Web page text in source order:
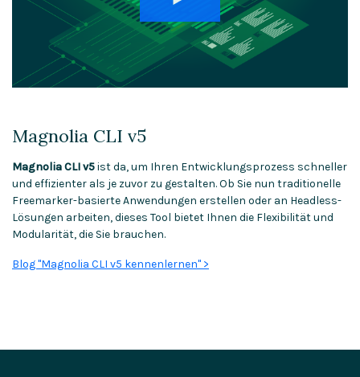
Magnolia CLI v5
Magnolia CLI v5ist da, um Ihren Entwicklungsprozess schneller
und effizienter als je zuvor zu gestalten. Ob Sie nun traditionelle
Freemarker-basierte Anwendungen erstellen oder an Headless-
Lösungen arbeiten, dieses Tool bietet Ihnen die Flexibilität und
Modularität, die Sie brauchen.
Blog "Magnolia CLI v5 kennenlernen" >